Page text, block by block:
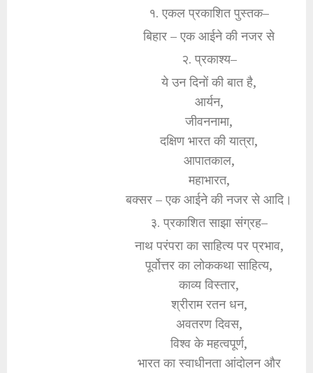
१. एकल प्रकाशित पुस्तक–
बिहार – एक आईने की नजर से
२. प्रकाश्य–
ये उन दिनों की बात है,
आर्यन,
जीवननामा,
दक्षिण भारत की यात्रा,
आपातकाल,
महाभारत,
बक्सर – एक आईने की नजर से आदि।
३. प्रकाशित साझा संग्रह–
नाथ परंपरा का साहित्य पर प्रभाव,
पूर्वोत्तर का लोककथा साहित्य,
काव्य विस्तार,
श्रीराम रतन धन,
अवतरण दिवस,
विश्व के महत्वपूर्ण,
भारत का स्वाधीनता आंदोलन और